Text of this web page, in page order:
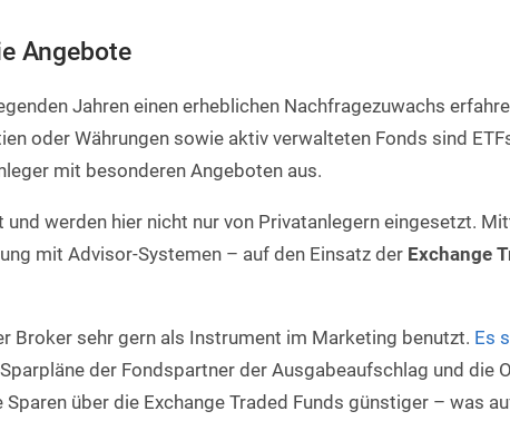
Angebote
Jahren einen erheblichen Nachfragezuwachs
oder Währungen sowie aktiv verwalteten Fonds sind
mit besonderen Angeboten aus.
werden hier nicht nur von Privatanlegern eingesetzt.
mit Advisor-Systemen – auf den Einsatz der Exchange
Broker sehr gern als Instrument im Marketing benutzt. Es
der Fondspartner der Ausgabeaufschlag und die
über die Exchange Traded Funds günstiger – was